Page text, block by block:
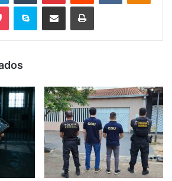
Pocket Skype Compartilhar via e-mail Imprimir